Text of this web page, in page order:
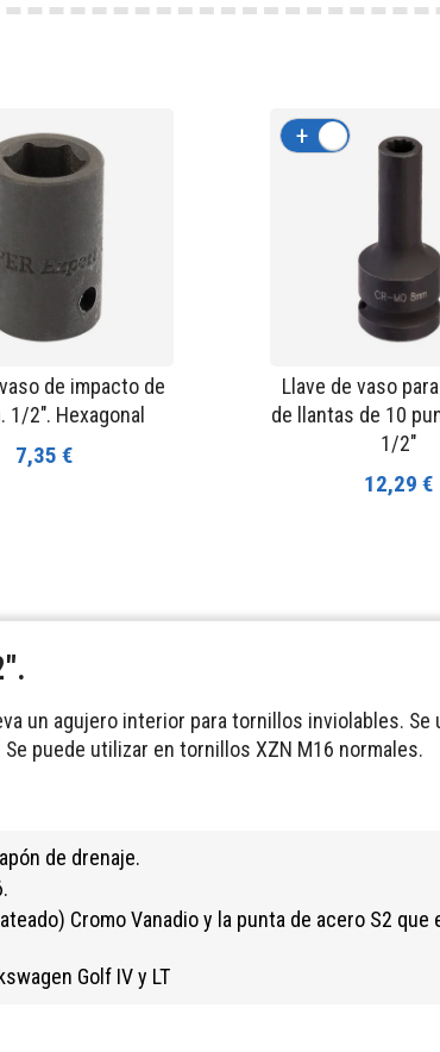
de impacto de
1/2". Hexagonal
7,35 €
-
Llave de vaso
de llantas de 10
1/2"
12,29 €
+ -
un agujero interior para tornillos inviolables.
Se puede utilizar en tornillos XZN M16 normales.
de drenaje.
Cromo Vanadio y la punta de acero S2
Golf IV y LT